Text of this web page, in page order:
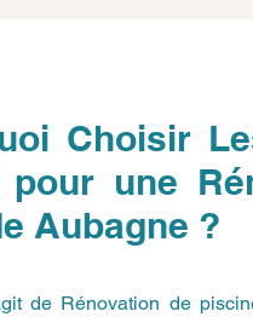
Choisir
pour une
Aubagne ?
de Rénovation de